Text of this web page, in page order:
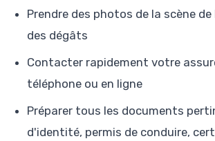
Prendre des photos de la scène
des dégâts
Contacter rapidement votre
téléphone ou en ligne
Préparer tous les documents
d'identité, permis de conduire,